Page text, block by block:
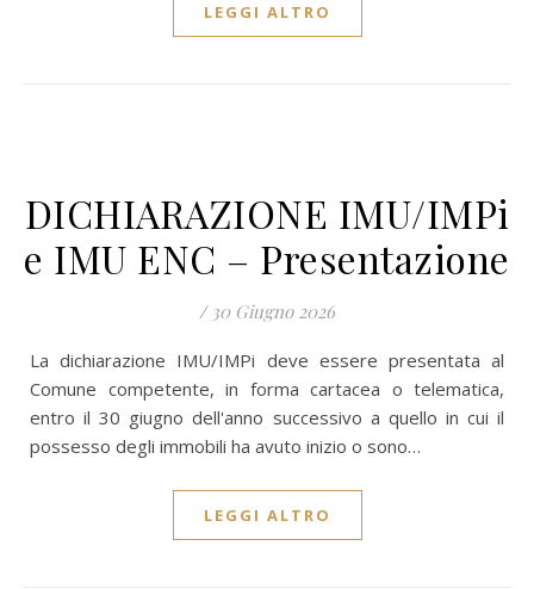
LEGGI ALTRO
DICHIARAZIONE IMU/IMPi
e IMU ENC – Presentazione
/ 30 Giugno 2026
La dichiarazione IMU/IMPi deve essere presentata al
Comune competente, in forma cartacea o telematica,
entro il 30 giugno dell'anno successivo a quello in cui il
possesso degli immobili ha avuto inizio o sono…
LEGGI ALTRO